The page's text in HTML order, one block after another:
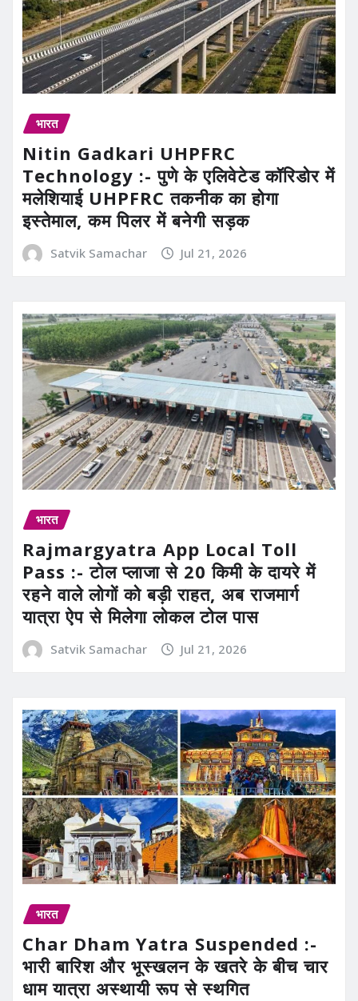
भारत
Nitin Gadkari UHPFRC
Technology :- पुणे के एलिवेटेड कॉरिडोर में
मलेशियाई UHPFRC तकनीक का होगा
इस्तेमाल, कम पिलर में बनेगी सड़क
Satvik Samachar Jul 21, 2026
भारत
Rajmargyatra App Local Toll
Pass :- टोल प्लाजा से 20 किमी के दायरे में
रहने वाले लोगों को बड़ी राहत, अब राजमार्ग
यात्रा ऐप से मिलेगा लोकल टोल पास
Satvik Samachar Jul 21, 2026
भारत
Char Dham Yatra Suspended :-
भारी बारिश और भूस्खलन के खतरे के बीच चार
धाम यात्रा अस्थायी रूप से स्थगित